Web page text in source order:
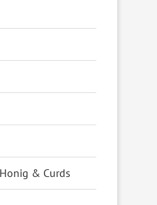
& Curds